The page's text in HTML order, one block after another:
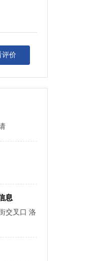
评价
息
交叉口 洛